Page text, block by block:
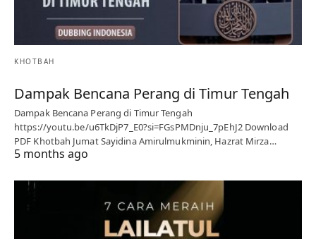
KHOTBAH
Dampak Bencana Perang di Timur Tengah
Dampak Bencana Perang di Timur Tengah
https://youtu.be/u6TkDjP7_E0?si=FGsPMDnju_7pEhJ2 Download
PDF Khotbah Jumat Sayidina Amirulmukminin, Hazrat Mirza…
5 months ago